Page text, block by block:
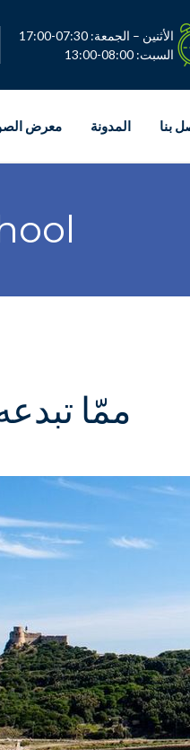
الأثنين – الجمعة: 07:30-17:00
السبت: 08:00-13:00
معرض المدونة بنا